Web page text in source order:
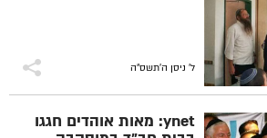
ל' ניסן ה׳תשס״ה
ynet: מאות אוהדים חגגו